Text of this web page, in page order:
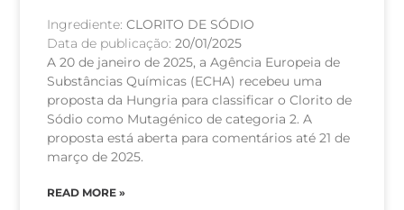
Ingrediente:CLORITO DE SÓDIO
Data de publicação:20/01/2025
A 20 de janeiro de 2025, a Agência Europeia de
Substâncias Químicas (ECHA) recebeu uma
proposta da Hungria para classificar o Clorito de
Sódio como Mutagénico de categoria 2. A
proposta está aberta para comentários até 21 de
março de 2025.
READ MORE »